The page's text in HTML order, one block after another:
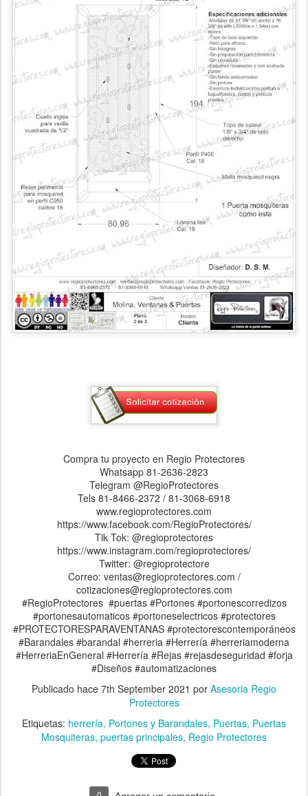
Compra tu proyecto en Regio Protectores
Whatsapp 81-2636-2823
Telegram @RegioProtectores
Tels 81-8466-2372 / 81-3068-6918
www.regioprotectores.com
https://www.facebook.com/RegioProtectores/
Tik Tok: @regioprotectores
https://www.instagram.com/regioprotectores/
Twitter: @regioprotectore
Correo: ventas@regioprotectores.com /
cotizaciones@regioprotectores.com
#RegioProtectores #puertas #Portones #portonescorredizos
#portonesautomaticos #portoneselectricos #protectores
#PROTECTORESPARAVENTANAS #protectorescontemporáneos
#Barandales #barandal #herreria #Herrería #herreriamoderna
#HerreriaEnGeneral #Herrería #Rejas #rejasdeseguridad #forja
#Diseños #automatizaciones
Publicado hace 7th September 2021 por Asesoria Regio
Protectores
Etiquetas: herrería Portones y Barandales Puertas Puertas
Mosquiteras puertas principales Regio Protectores